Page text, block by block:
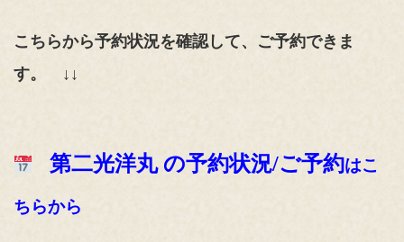
こちらから予約状況を確認して、ご予約できま
す。 ↓↓
第二光洋丸の予約状況/ご予約はこ
ちらから